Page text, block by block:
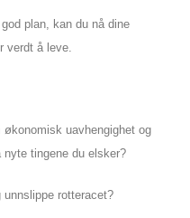
plan, kan du nå dine
verdt å leve.
økonomisk uavhengighet og
tingene du elsker?
rotteracet?